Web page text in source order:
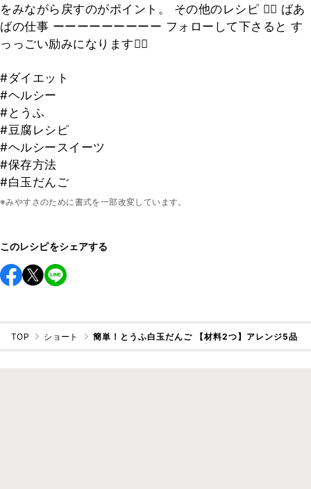
をみながら戻すのがポイント。 その他のレシピ 👉🏻 ばあ
ばの仕事 ーーーーーーーーー フォローして下さると す
っっごい励みになります🙇‍♀️
#ダイエット
#ヘルシー
#とうふ
#豆腐レシピ
#ヘルシースイーツ
#保存方法
#白玉だんご
※みやすさのために書式を一部改変しています。
このレシピをシェアする
TOP ショート 簡単！とうふ白玉だんご 【材料2つ】アレンジ5品